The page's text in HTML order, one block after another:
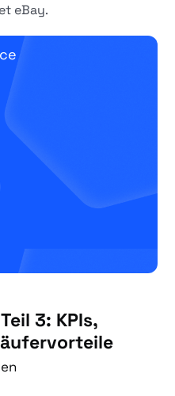
eBay.
3: KPIs,